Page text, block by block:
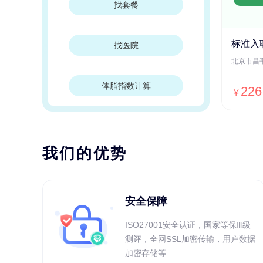
找套餐
找医院
体脂指数计算
标准入
￥
我们的优势
安全保障
ISO27001安全认证，国家等保Ⅲ级
测评，全网SSL加密传输，用户数据
加密存储等